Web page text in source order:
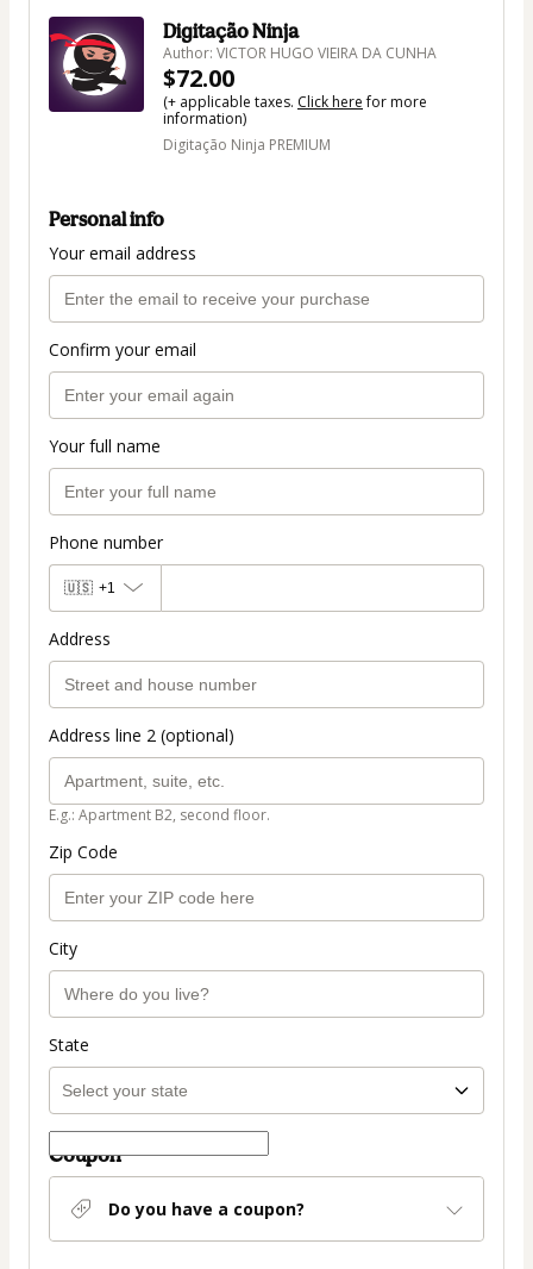
Digitação Ninja
Author: VICTOR HUGO VIEIRA DA CUNHA
$72.00
(+ applicable taxes. Click herefor more
information)
Digitação Ninja PREMIUM
Personal info
Your email address
Confirm your email
Your full name
Phone number
🇺🇸 +1
Address
Address line 2 (optional)
E.g.: Apartment B2, second floor.
Zip Code
City
State
Coupon
Do you have a coupon?